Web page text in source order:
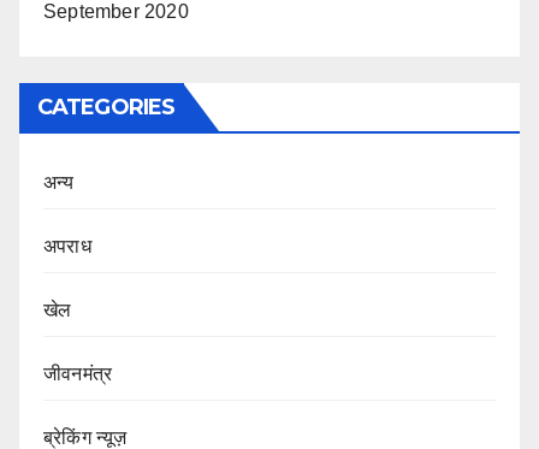
September 2020
CATEGORIES
अन्य
अपराध
खेल
जीवनमंत्र
ब्रेकिंग न्यूज़